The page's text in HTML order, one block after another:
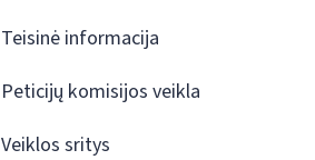
Teisinė informacija
Peticijų komisijos veikla
Veiklos sritys